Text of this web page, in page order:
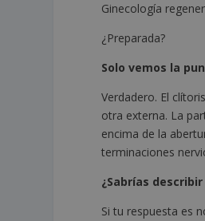
Ginecología
¿Preparada?
Solo vemos la
Verdadero. El
otra externa. La
encima de la
terminaciones
¿Sabrías
Si tu respuesta es